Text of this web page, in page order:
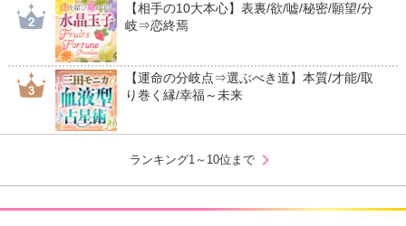
【相手の10大本心】表裏/欲/嘘/秘密/願望/分
岐⇒恋終焉
【運命の分岐点⇒選ぶべき道】本質/才能/取
り巻く縁/幸福～未来
ランキング1～10位まで chevron_right